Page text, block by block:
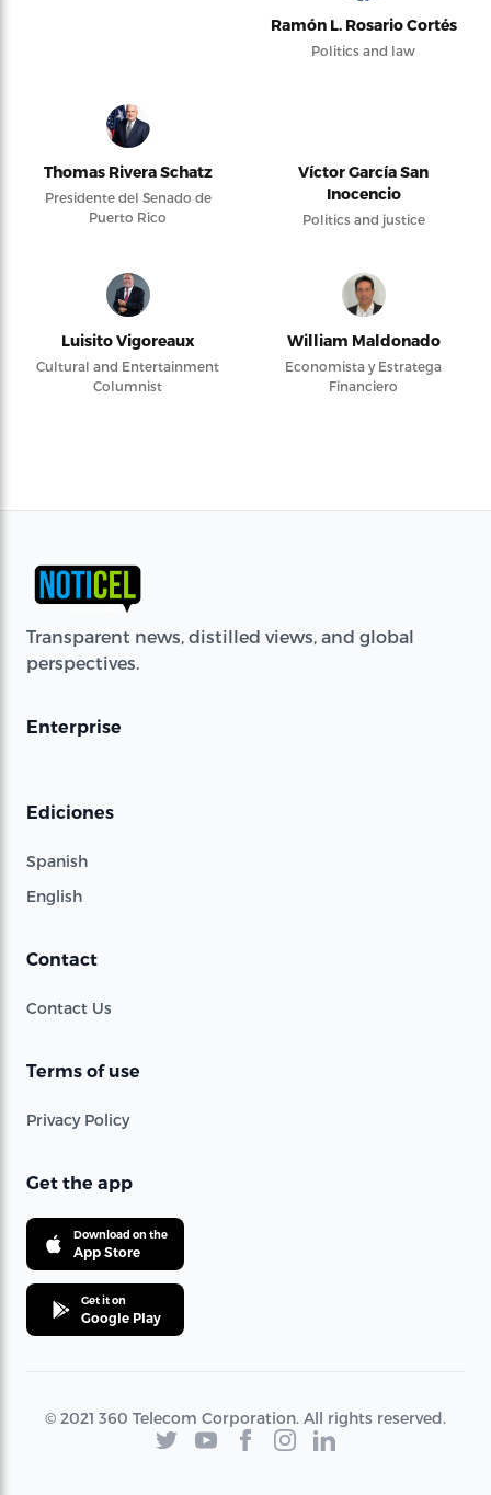
Ramón L. Rosario Cortés
Politics and law
Thomas Rivera Schatz
Presidente del Senado de
Puerto Rico
Víctor García San
Inocencio
Politics and justice
Luisito Vigoreaux
Cultural and Entertainment
Columnist
William Maldonado
Economista y Estratega
Financiero
Transparent news, distilled views, and global
perspectives.
Enterprise
Ediciones
Spanish
English
Contact
Contact Us
Terms of use
Privacy Policy
Get the app
Download on the
App Store
Get it on
Google Play
© 2021 360 Telecom Corporation. All rights reserved.